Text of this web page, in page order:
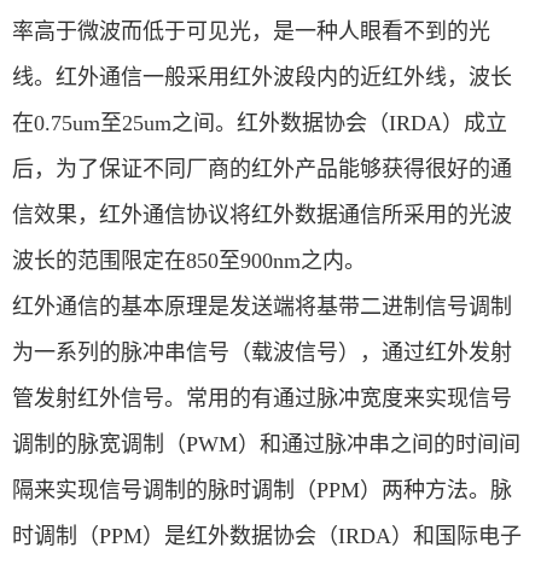
率高于微波而低于可见光，是一种人眼看不到的光
线。红外通信一般采用红外波段内的近红外线，波长
在0.75um至25um之间。红外数据协会（IRDA）成立
后，为了保证不同厂商的红外产品能够获得很好的通
信效果，红外通信协议将红外数据通信所采用的光波
波长的范围限定在850至900nm之内。
红外通信的基本原理是发送端将基带二进制信号调制
为一系列的脉冲串信号（载波信号），通过红外发射
管发射红外信号。常用的有通过脉冲宽度来实现信号
调制的脉宽调制（PWM）和通过脉冲串之间的时间间
隔来实现信号调制的脉时调制（PPM）两种方法。脉
时调制（PPM）是红外数据协会（IRDA）和国际电子